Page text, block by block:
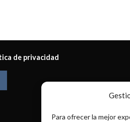
Para ofrecer la mejor
de privacidad